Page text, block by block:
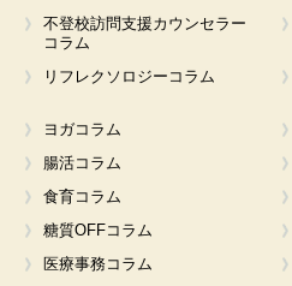
不登校訪問支援カウンセラー
コラム
リフレクソロジーコラム
ヨガコラム
腸活コラム
食育コラム
糖質OFFコラム
医療事務コラム